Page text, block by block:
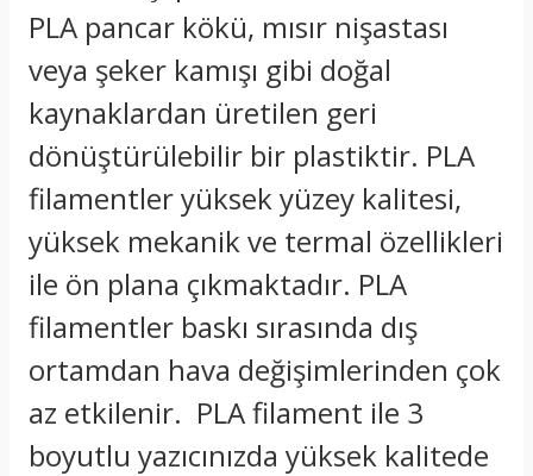
PLA pancar kökü, mısır nişastası
veya şeker kamışı gibi doğal
kaynaklardan üretilen geri
dönüştürülebilir bir plastiktir. PLA
filamentler yüksek yüzey kalitesi,
yüksek mekanik ve termal özellikleri
ile ön plana çıkmaktadır. PLA
filamentler baskı sırasında dış
ortamdan hava değişimlerinden çok
az etkilenir. PLA filament ile 3
boyutlu yazıcınızda yüksek kalitede